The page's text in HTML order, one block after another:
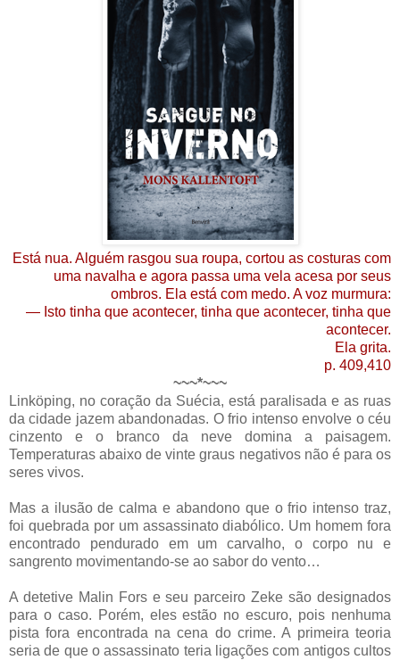
Está nua. Alguém rasgou sua roupa, cortou as costuras com
uma navalha e agora passa uma vela acesa por seus
ombros. Ela está com medo. A voz murmura:
— Isto tinha que acontecer, tinha que acontecer, tinha que
acontecer.
Ela grita.
p. 409,410
~~~*~~~
Linköping, no coração da Suécia, está paralisada e as ruas
da cidade jazem abandonadas. O frio intenso envolve o céu
cinzento e o branco da neve domina a paisagem.
Temperaturas abaixo de vinte graus negativos não é para os
seres vivos.
Mas a ilusão de calma e abandono que o frio intenso traz,
foi quebrada por um assassinato diabólico. Um homem fora
encontrado pendurado em um carvalho, o corpo nu e
sangrento movimentando-se ao sabor do vento…
A detetive Malin Fors e seu parceiro Zeke são designados
para o caso. Porém, eles estão no escuro, pois nenhuma
pista fora encontrada na cena do crime. A primeira teoria
seria de que o assassinato teria ligações com antigos cultos